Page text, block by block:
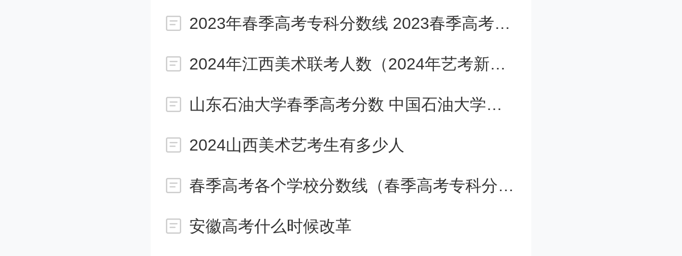
吧，不算外界怎么吐槽吧。IC这几年的申请量是
年比一年往后压制，等待录取的时长也是与日俱
增。
IC这个学校吧，也算是吃到了这几年理工版本的
红利，现在全球的主流趋势就是搞ai，计算机，
2023年春季高考专科分数线 2023春季高考专科录取分数线
2024年江西美术联考人数（2024年艺考新规定）
山东石油大学春季高考分数 中国石油大学华东分数线
2024山西美术艺考生有多少人
春季高考各个学校分数线（春季高考专科分数线）
安徽高考什么时候改革